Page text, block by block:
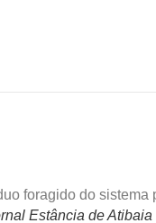
Estância de Atibaia